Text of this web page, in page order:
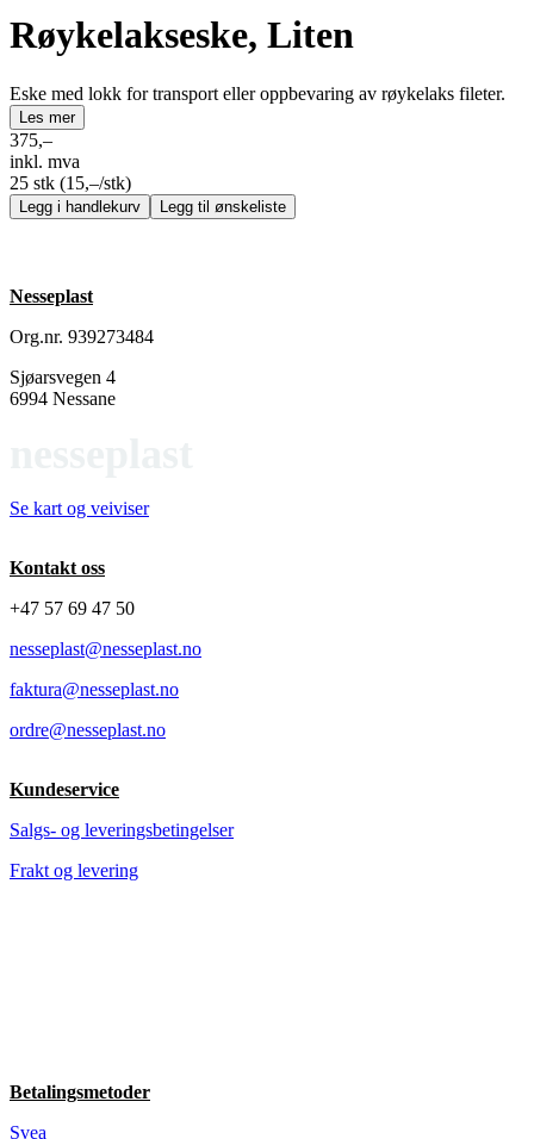
Røykelakseske, Liten
Eske med lokk for transport eller oppbevaring av røykelaks fileter.
Les mer
375,–
inkl. mva
25 stk (15,–/stk)
Legg i handlekurv Legg til ønskeliste
Nesseplast
Org.nr. 939273484
Sjøarsvegen 4
6994 Nessane
Se kart og veiviser
Kontakt oss
+47 57 69 47 50
nesseplast@nesseplast.no
faktura@nesseplast.no
ordre@nesseplast.no
Kundeservice
Salgs- og leveringsbetingelser
Frakt og levering
Betalingsmetoder
Svea